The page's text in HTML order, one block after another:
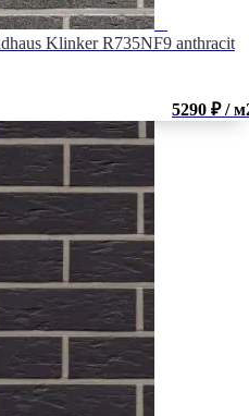
Klinker R735NF9 anthracit
5290 ₽ /